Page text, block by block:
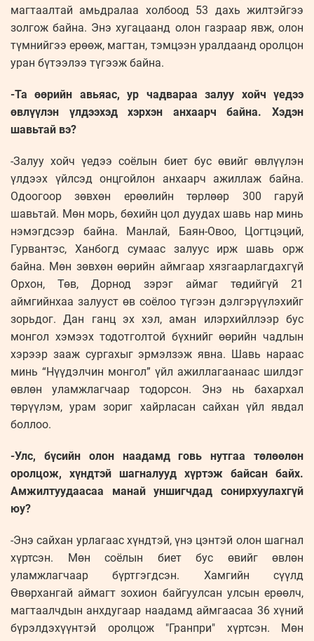
магтаалтай амьдралаа холбоод 53 дахь жилтэйгээ
золгож байна. Энэ хугацаанд олон газраар явж, олон
түмнийгээ ерөөж, магтан, тэмцээн уралдаанд оролцон
уран бүтээлээ түгээж байна.
-Та өөрийн авьяас, ур чадвараа залуу хойч үедээ
өвлүүлэн үлдээхэд хэрхэн анхаарч байна. Хэдэн
шавьтай вэ?
-Залуу хойч үедээ соёлын биет бус өвийг өвлүүлэн
үлдээх үйлсэд онцгойлон анхаарч ажиллаж байна.
Одоогоор зөвхөн ерөөлийн төрлөөр 300 гаруй
шавьтай. Мөн морь, бөхийн цол дуудах шавь нар минь
нэмэгдсээр байна. Манлай, Баян-Овоо, Цогтцэций,
Гурвантэс, Ханбогд сумаас залуус ирж шавь орж
байна. Мөн зөвхөн өөрийн аймгаар хязгаарлагдахгүй
Орхон, Төв, Дорнод зэрэг аймаг төдийгүй 21
аймгийнхаа залууст өв соёлоо түгээн дэлгэрүүлэхийг
зорьдог. Дан ганц эх хэл, аман илэрхийллээр бус
монгол хэмээх тодотголтой бүхнийг өөрийн чадлын
хэрээр зааж сургахыг эрмэлзэж явна. Шавь нараас
минь “Нүүдэлчин монгол” үйл ажиллагаанаас шилдэг
өвлөн уламжлагчаар тодорсон. Энэ нь бахархал
төрүүлэм, урам зориг хайрласан сайхан үйл явдал
боллоо.
-Улс, бүсийн олон наадамд говь нутгаа төлөөлөн
оролцож, хүндтэй шагналууд хүртэж байсан байх.
Амжилтуудаасаа манай уншигчдад сонирхуулахгүй
юу?
-Энэ сайхан урлагаас хүндтэй, үнэ цэнтэй олон шагнал
хүртсэн. Мөн соёлын биет бус өвийг өвлөн
уламжлагчаар бүртгэгдсэн. Хамгийн сүүлд
Өвөрхангай аймагт зохион байгуулсан улсын ерөөлч,
магтаалчдын анхдугаар наадамд аймгаасаа 36 хүний
бүрэлдэхүүнтэй оролцож "Гранпри" хүртсэн. Мөн